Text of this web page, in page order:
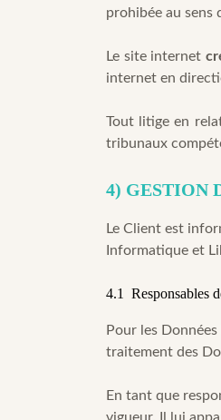
prohibée au sens
Le site internet
internet en
Tout litige en
tribunaux
4) GESTION
Le Client est
Informatique et
4.1 Responsables
Pour les
traitement des
En tant que